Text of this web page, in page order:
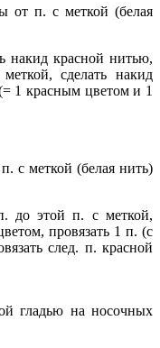
от п. с меткой (белая
накид красной нитью,
сделать накид
1 красным цветом и 1
с меткой (белая нить)
до этой п. с меткой,
провязать 1 п. (с
след. п. красной
гладью на носочных